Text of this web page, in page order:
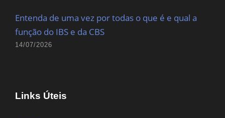
Entenda de uma vez por todas o que é e qual a
função do IBS e da CBS
14/07/2026
Links Úteis